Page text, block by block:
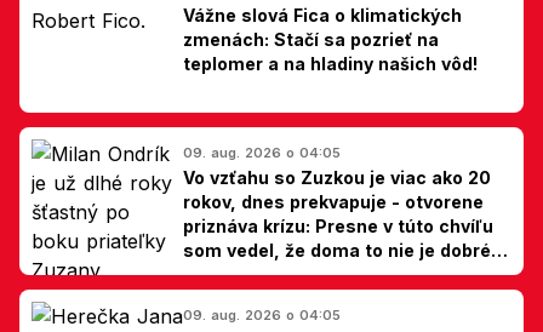
Vážne slová Fica o klimatických
zmenách: Stačí sa pozrieť na
teplomer a na hladiny našich vôd!
09. aug. 2026 o 04:05
Vo vzťahu so Zuzkou je viac ako 20
rokov, dnes prekvapuje - otvorene
priznáva krízu: Presne v túto chvíľu
som vedel, že doma to nie je dobré,
hovorí Milan Ondrík
09. aug. 2026 o 04:05